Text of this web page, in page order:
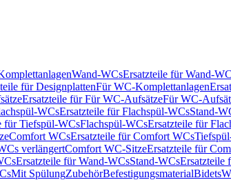
Wand-WCsErsatzteile für Wand-
für DesignplattenFür WC-Komplettanlagen
Ersatzteile für Für WC-AufsätzeFür WC-
WCsErsatzteile für Flachspül-WCsStand-
für Tiefspül-WCsFlachspül-WCsErsatzteile für
Comfort WCsErsatzteile für Comfort WCs
verlängertComfort WC-SitzeErsatzteile für
Ersatzteile für Wand-WCsStand-WCsErsatzteile
Mit SpülungZubehörBefestigungsmaterialBidets